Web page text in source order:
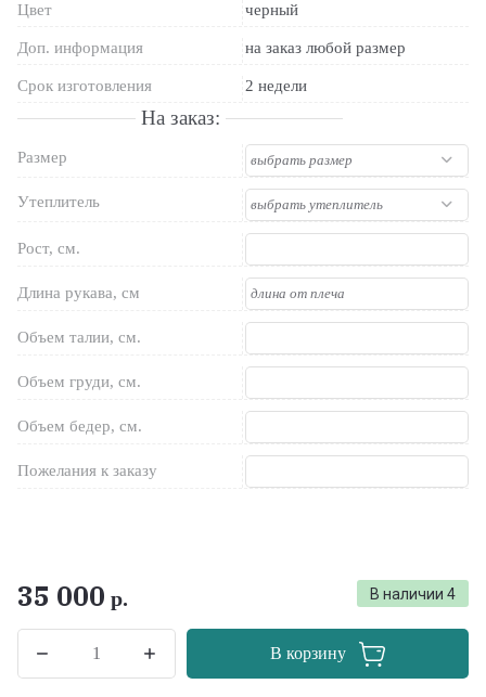
Цвет черный
Доп. информация на заказ любой размер
Рост, см.
Длина рукава, см
Объем талии, см.
Объем груди, см.
Объем бедер, см.
Пожелания к заказу
Срок изготовления 2 недели
На заказ:
Размер
Утеплитель
В наличии 4
35 000 р.
В корзину